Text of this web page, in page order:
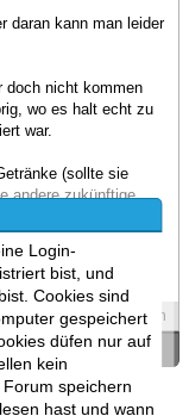
Login-
bist, und
Cookies sind
gespeichert
düfen nur auf
kein
speichern
hast und wann
daran kann man leider
doch nicht kommen
wo es halt echt zu
war.
(sollte sie
andere zukünftige
der Rest kann man
das Zeug Elekto.^^
Spoilers Zitieren
vor»